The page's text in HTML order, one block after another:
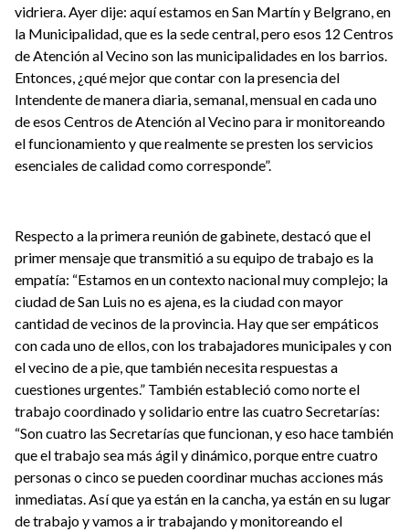
vidriera. Ayer dije: aquí estamos en San Martín y Belgrano, en
la Municipalidad, que es la sede central, pero esos 12 Centros
de Atención al Vecino son las municipalidades en los barrios.
Entonces, ¿qué mejor que contar con la presencia del
Intendente de manera diaria, semanal, mensual en cada uno
de esos Centros de Atención al Vecino para ir monitoreando
el funcionamiento y que realmente se presten los servicios
esenciales de calidad como corresponde”.
Respecto a la primera reunión de gabinete, destacó que el
primer mensaje que transmitió a su equipo de trabajo es la
empatía: “Estamos en un contexto nacional muy complejo; la
ciudad de San Luis no es ajena, es la ciudad con mayor
cantidad de vecinos de la provincia. Hay que ser empáticos
con cada uno de ellos, con los trabajadores municipales y con
el vecino de a pie, que también necesita respuestas a
cuestiones urgentes.” También estableció como norte el
trabajo coordinado y solidario entre las cuatro Secretarías:
“Son cuatro las Secretarías que funcionan, y eso hace también
que el trabajo sea más ágil y dinámico, porque entre cuatro
personas o cinco se pueden coordinar muchas acciones más
inmediatas. Así que ya están en la cancha, ya están en su lugar
de trabajo y vamos a ir trabajando y monitoreando el